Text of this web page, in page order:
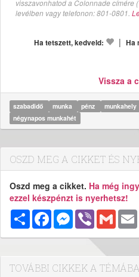
visszavonhatod a Colonnade címére
levélben vagy telefonon: 801-0801.
Ha tetszett, kedveld: | Ha
Vissza a
szabadidő munka pénz munkahely
négynapos munkahét
OSZD MEG A CIKKET ÉS
Oszd meg a cikket. Ha még
ezzel készpénzt is nyerhetsz!
MegosztásFacebookMessenger
Viber Gmail
TOVÁBBI CIKKEK A